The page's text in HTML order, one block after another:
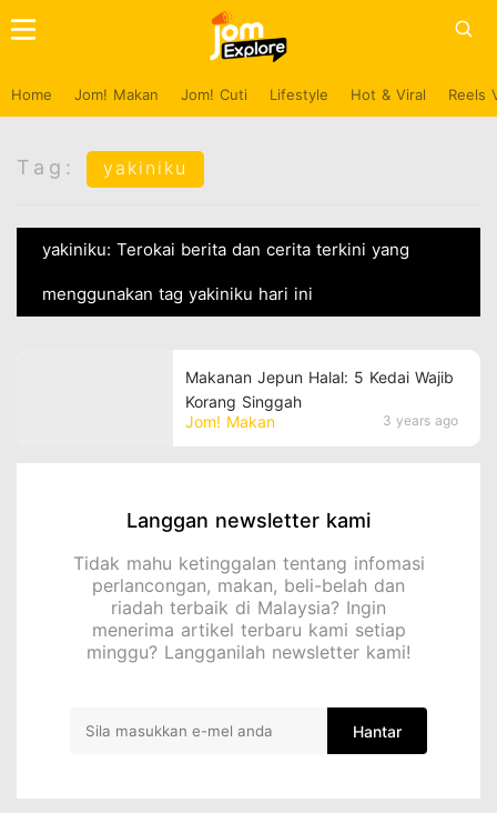
Home Jom! Makan Jom! Cuti Lifestyle Hot & Viral Reels
Tag: yakiniku
yakiniku: Terokai berita dan cerita terkini yang
menggunakan tag yakiniku hari ini
Jom! Makan 3 years ago
Makanan Jepun Halal: 5 Kedai Wajib
Korang Singgah
Langgan newsletter kami
Tidak mahu ketinggalan tentang infomasi
perlancongan, makan, beli-belah dan
riadah terbaik di Malaysia? Ingin
menerima artikel terbaru kami setiap
minggu? Langganilah newsletter kami!
Hantar